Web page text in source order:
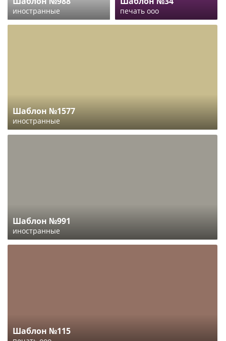
иностранные печать ооо
Шаблон №1577
иностранные
Шаблон №991
иностранные
Шаблон №115